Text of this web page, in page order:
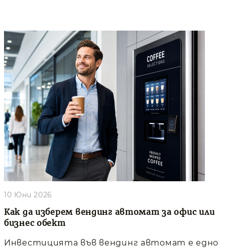
Как да изберем вендинг автомат за офис или
бизнес обект
10 Юни 2026
Инвестицията във вендинг автомат е едно